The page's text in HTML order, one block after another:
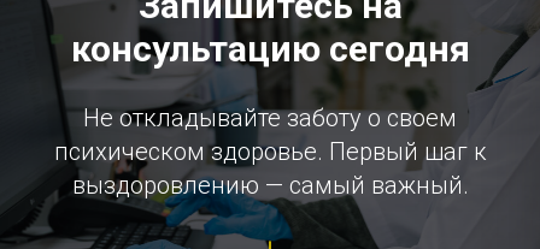
консультацию сегодня
Не откладывайте заботу о своем
психическом здоровье. Первый шаг к
выздоровлению — самый важный.